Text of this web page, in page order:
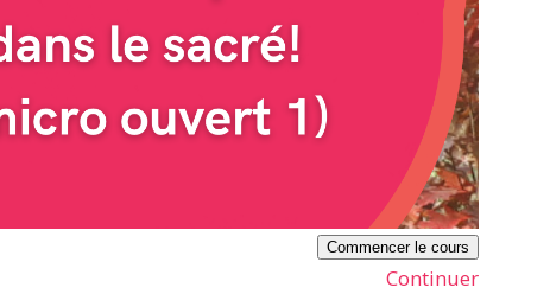
Commencer le cours
Continuer